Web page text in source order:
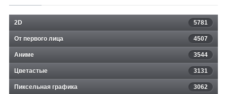
2D 5781
От первого лица 4507
Аниме 3544
Цветастые 3131
Пиксельная графика 3062